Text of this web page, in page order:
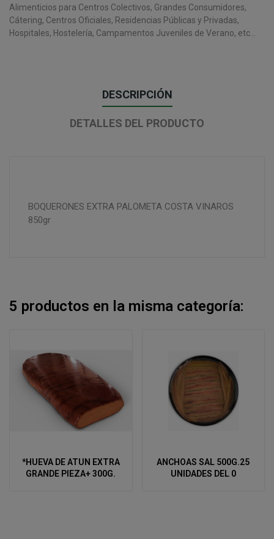
Alimenticios para Centros Colectivos, Grandes Consumidores,
Cátering, Centros Oficiales, Residencias Públicas y Privadas,
Hospitales, Hostelería, Campamentos Juveniles de Verano, etc...
DESCRIPCIÓN
DETALLES DEL PRODUCTO
BOQUERONES EXTRA PALOMETA COSTA VINAROS
850gr
5 productos en la misma categoría:
*HUEVA DE ATUN EXTRA
GRANDE PIEZA+ 300G.
ANCHOAS SAL 500G.25
UNIDADES DEL 0